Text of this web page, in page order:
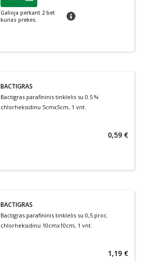
Galioja perkant 2 bet
kurias prekes.
patarimas
BACTIGRAS
Bactigras parafininis tinklelis su 0.5 %
chlorheksidinu 5cmx5cm, 1 vnt.
0,59 €
BACTIGRAS
Bactigras parafininis tinklelis su 0,5 proc.
chlorheksidinu 10cmx10cm, 1 vnt.
1,19 €